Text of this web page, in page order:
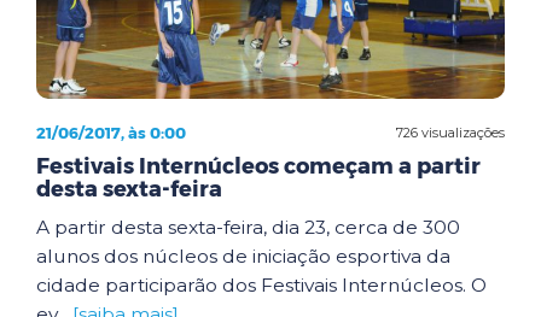
726 visualizações
21/06/2017, às 0:00
Festivais Internúcleos começam a partir
desta sexta-feira
A partir desta sexta-feira, dia 23, cerca de 300
alunos dos núcleos de iniciação esportiva da
cidade participarão dos Festivais Internúcleos. O